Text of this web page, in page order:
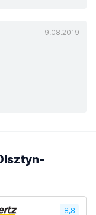
9.08.2019
8,8